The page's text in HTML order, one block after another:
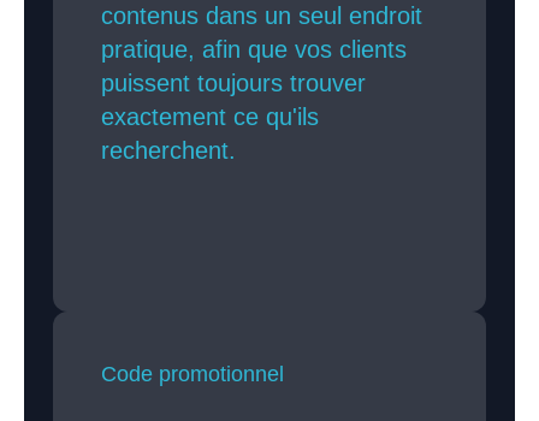
contenus dans un seul endroit
pratique, afin que vos clients
puissent toujours trouver
exactement ce qu'ils
recherchent.
Code promotionnel